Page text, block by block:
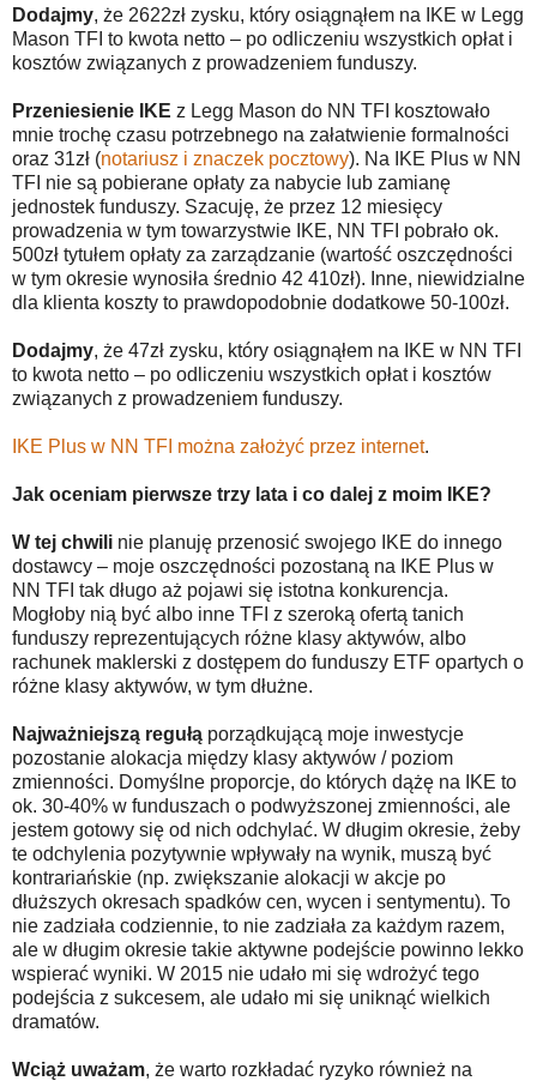
Dodajmy, że 2622zł zysku, który osiągnąłem na IKE w Legg
Mason TFI to kwota netto – po odliczeniu wszystkich opłat i
kosztów związanych z prowadzeniem funduszy.
Przeniesienie IKE z Legg Mason do NN TFI kosztowało
mnie trochę czasu potrzebnego na załatwienie formalności
oraz 31zł (notariusz i znaczek pocztowy). Na IKE Plus w NN
TFI nie są pobierane opłaty za nabycie lub zamianę
jednostek funduszy. Szacuję, że przez 12 miesięcy
prowadzenia w tym towarzystwie IKE, NN TFI pobrało ok.
500zł tytułem opłaty za zarządzanie (wartość oszczędności
w tym okresie wynosiła średnio 42 410zł). Inne, niewidzialne
dla klienta koszty to prawdopodobnie dodatkowe 50-100zł.
Dodajmy, że 47zł zysku, który osiągnąłem na IKE w NN TFI
to kwota netto – po odliczeniu wszystkich opłat i kosztów
związanych z prowadzeniem funduszy.
IKE Plus w NN TFI można założyć przez internet.
Jak oceniam pierwsze trzy lata i co dalej z moim IKE?
W tej chwili nie planuję przenosić swojego IKE do innego
dostawcy – moje oszczędności pozostaną na IKE Plus w
NN TFI tak długo aż pojawi się istotna konkurencja.
Mogłoby nią być albo inne TFI z szeroką ofertą tanich
funduszy reprezentujących różne klasy aktywów, albo
rachunek maklerski z dostępem do funduszy ETF opartych o
różne klasy aktywów, w tym dłużne.
Najważniejszą regułą porządkującą moje inwestycje
pozostanie alokacja między klasy aktywów / poziom
zmienności. Domyślne proporcje, do których dążę na IKE to
ok. 30-40% w funduszach o podwyższonej zmienności, ale
jestem gotowy się od nich odchylać. W długim okresie, żeby
te odchylenia pozytywnie wpływały na wynik, muszą być
kontrariańskie (np. zwiększanie alokacji w akcje po
dłuższych okresach spadków cen, wycen i sentymentu). To
nie zadziała codziennie, to nie zadziała za każdym razem,
ale w długim okresie takie aktywne podejście powinno lekko
wspierać wyniki. W 2015 nie udało mi się wdrożyć tego
podejścia z sukcesem, ale udało mi się uniknąć wielkich
dramatów.
Wciąż uważam, że warto rozkładać ryzyko również na